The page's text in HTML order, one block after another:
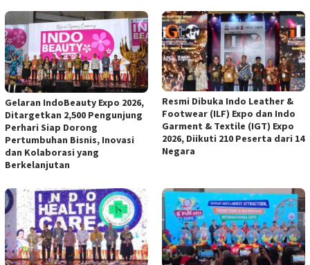
Gelaran IndoBeauty Expo 2026,
Ditargetkan 2,500 Pengunjung
Perhari Siap Dorong
Pertumbuhan Bisnis, Inovasi
dan Kolaborasi yang
Berkelanjutan
Resmi Dibuka Indo Leather &
Footwear (ILF) Expo dan Indo
Garment & Textile (IGT) Expo
2026, Diikuti 210 Peserta dari 14
Negara